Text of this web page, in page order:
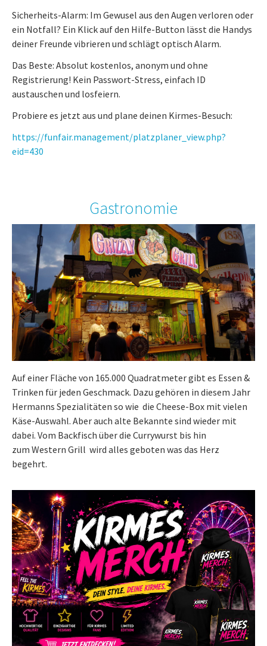
Sicherheits-Alarm: Im Gewusel aus den Augen verloren oder
ein Notfall? Ein Klick auf den Hilfe-Button lässt die Handys
deiner Freunde vibrieren und schlägt optisch Alarm.
Das Beste: Absolut kostenlos, anonym und ohne
Registrierung! Kein Passwort-Stress, einfach ID
austauschen und losfeiern.
Probiere es jetzt aus und plane deinen Kirmes-Besuch:
https://funfair.management/platzplaner_view.php?
eid=430
Gastronomie
Auf einer Fläche von 165.000 Quadratmeter gibt es Essen &
Trinken für jeden Geschmack. Dazu gehören in diesem Jahr
Hermanns Spezialitäten so wie die Cheese-Box mit vielen
Käse-Auswahl. Aber auch alte Bekannte sind wieder mit
dabei. Vom Backfisch über die Currywurst bis hin
zum Western Grill wird alles geboten was das Herz
begehrt.